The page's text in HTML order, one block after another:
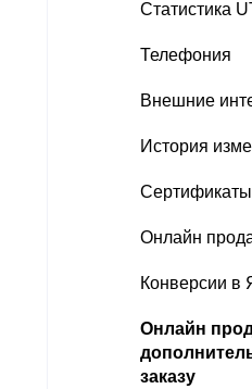
Статистика
Телефония
Внешние
История
Сертификаты
Онлайн
Конверсии в
Онлайн
заказу